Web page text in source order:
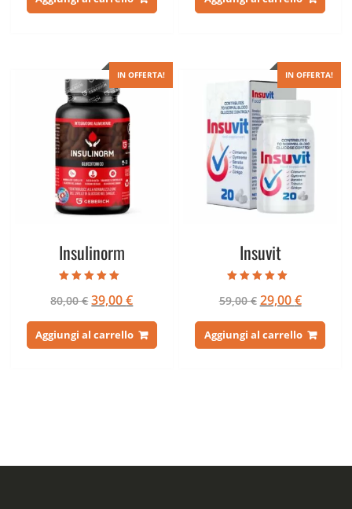
era:
è:
era:
è:
IN OFFERTA!
Insulinorm
5.00
su 5
80,00€Il
originale
era:
39,00€Il
attuale
è:
Aggiungi al carrello
IN OFFERTA!
Insuvit
5.00
su 5
59,00€ Il
originale
era:
29,00€Il
attuale
è:
Aggiungi al carrello